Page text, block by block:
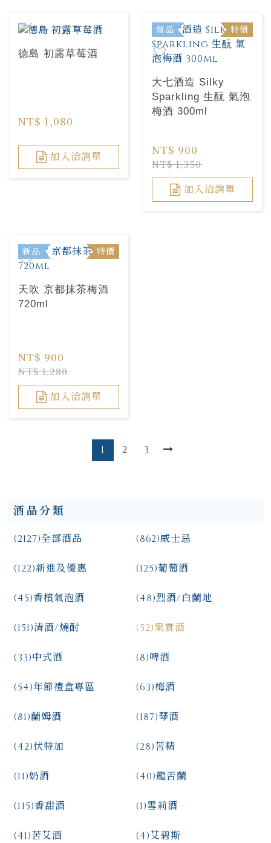
德島 初露草莓酒
NT$ 1,080
加入洽詢單
新品 特價
大七酒造 Silky
Sparkling 生酛 氣泡
梅酒 300ml
NT$ 900
NT$ 1,350
加入洽詢單
新品 特價
天吹 京都抹茶梅酒
720ml
NT$ 900
NT$ 1,280
加入洽詢單
1 2 3
酒品分類
全部酒品
(2127) 威士忌
(862)
新進及優惠
(122) 葡萄酒
(125)
香檳氣泡酒
(45) 烈酒/白蘭地
(48)
清酒/燒酎
(151) 果實酒
(52)
中式酒
(33) 啤酒
(8)
年節禮盒專區
(54) 梅酒
(63)
蘭姆酒
(81) 琴酒
(187)
伏特加
(42) 苦精
(28)
奶酒
(11) 龍舌蘭
(40)
香甜酒
(115) 雪莉酒
(1)
苦艾酒
(41) 艾碧斯
(4)